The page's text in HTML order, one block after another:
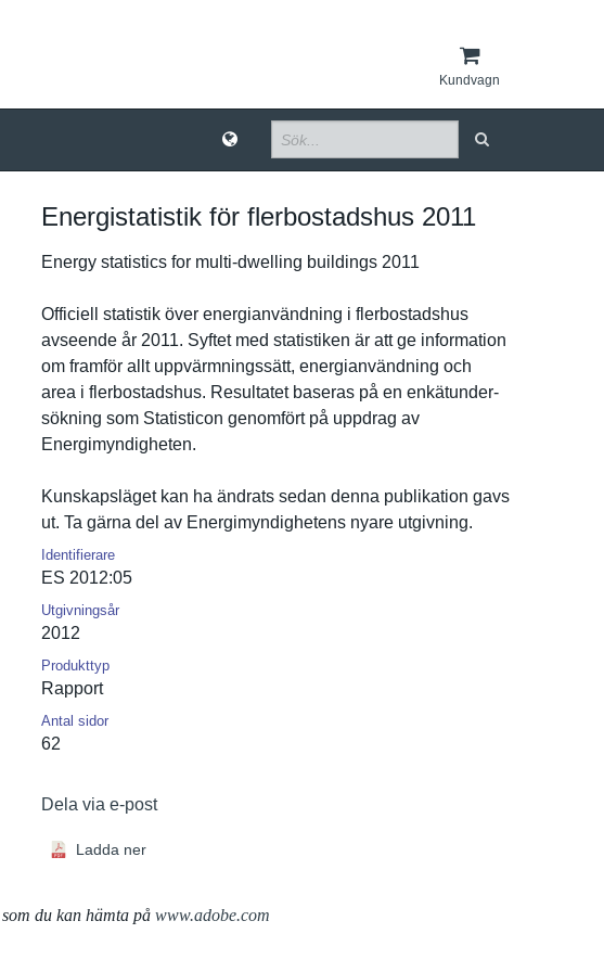
Kundvagn
Energistatistik för flerbostadshus 2011
Energy statistics for multi-dwelling buildings 2011
Officiell statistik över energianvä­ndning i flerbostad­shus
avseende år 2011. Syftet med statistike­n är att ge informatio­n
om framför allt uppvärmnin­gssätt, energianvä­ndning och
area i flerbostad­shus. Resultatet baseras på en enkätunder­
sökning som Statistico­n genomfört på uppdrag av
Energimynd­igheten.
Kunskapslä­get kan ha ändrats sedan denna publikatio­n gavs
ut. Ta gärna del av Energimynd­ighetens nyare utgivning.
Identifierare
ES 2012:05
Utgivningsår
2012
Produkttyp
Rapport
Antal sidor
62
Dela via e-post
Ladda ner
du kan hämta på www.adobe.com